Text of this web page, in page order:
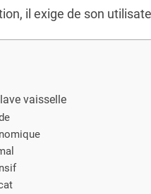
il exige de son
vaisselle